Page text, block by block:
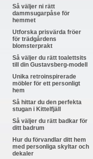
Så väljer ni rätt
dammsugarpåse för
hemmet
Utforska prisvärda fröer
för trädgårdens
blomsterprakt
Så väljer du rätt toalettsits
till din Gustavsberg-modell
Unika retroinspirerade
möbler för ett personligt
hem
Så hittar du den perfekta
stugan i Kittelfjäll
Så väljer du rätt badkar för
ditt badrum
Hur du förvandlar ditt hem
med personliga skyltar och
dekaler